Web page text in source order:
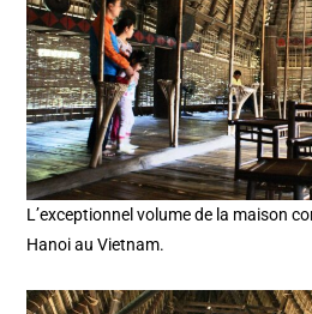
L’exceptionnel volume de la maison
Hanoi au Vietnam.